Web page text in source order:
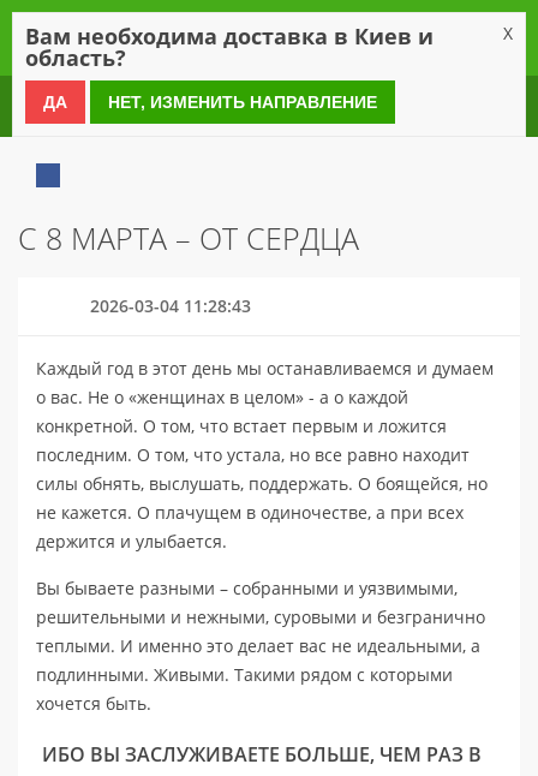
0 800 21 54 55
С 8 МАРТА – ОТ СЕРДЦА
2026-03-04 11:28:43
Каждый год в этот день мы останавливаемся и думаем
о вас. Не о «женщинах в целом» - а о каждой
конкретной. О том, что встает первым и ложится
последним. О том, что устала, но все равно находит
силы обнять, выслушать, поддержать. О боящейся, но
не кажется. О плачущем в одиночестве, а при всех
держится и улыбается.
Вы бываете разными – собранными и уязвимыми,
решительными и нежными, суровыми и безгранично
теплыми. И именно это делает вас не идеальными, а
подлинными. Живыми. Такими рядом с которыми
хочется быть.
ИБО ВЫ ЗАСЛУЖИВАЕТЕ БОЛЬШЕ, ЧЕМ РАЗ В
Вам необходима доставка в Киев и
область?
X
ДА НЕТ, ИЗМЕНИТЬ НАПРАВЛЕНИЕ